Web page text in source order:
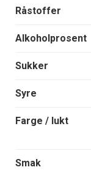
Råstoffer
Alkoholprosent
Sukker
Syre
Farge / lukt
Smak